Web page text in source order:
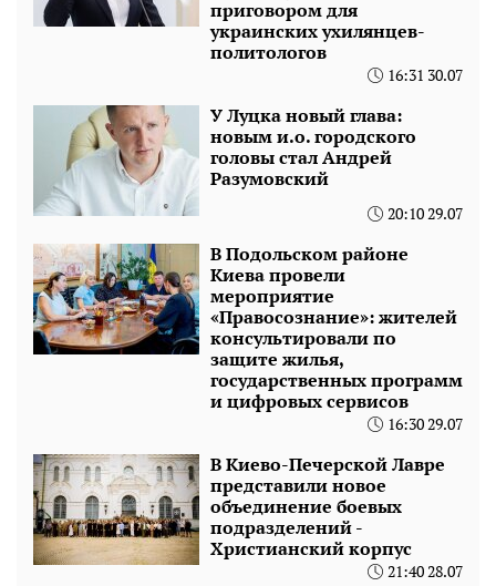
приговором для
украинских ухилянцев-
политологов
16:31 30.07
У Луцка новый глава:
новым и.о. городского
головы стал Андрей
Разумовский
20:10 29.07
В Подольском районе
Киева провели
мероприятие
«Правосознание»: жителей
консультировали по
защите жилья,
государственных программ
и цифровых сервисов
16:30 29.07
В Киево-Печерской Лавре
представили новое
объединение боевых
подразделений -
Христианский корпус
21:40 28.07